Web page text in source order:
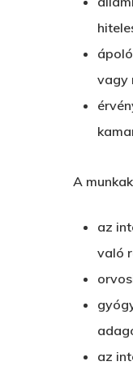
vagy
A
az
való
az